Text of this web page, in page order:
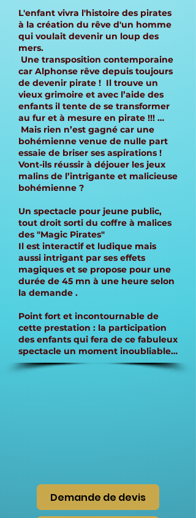
L'enfant vivra l'histoire des pirates
à la création du rêve d'un homme
qui voulait devenir un loup des
mers.
Une transposition contemporaine
car Alphonse rêve depuis toujours
de devenir pirate ! Il trouve un
vieux grimoire et avec l’aide des
enfants il tente de se transformer
au fur et à mesure en pirate !!! …
Mais rien n’est gagné car une
bohémienne venue de nulle part
essaie de briser ses aspirations !
Vont-ils réussir à déjouer les jeux
malins de l’intrigante et malicieuse
bohémienne ?
Un spectacle pour jeune public,
tout droit sorti du coffre à malices
des "Magic Pirates"
Il est interactif et ludique mais
aussi intrigant par ses effets
magiques et se propose pour une
durée de 45 mn à une heure selon
la demande .
Point fort et incontournable de
cette prestation : la participation
des enfants qui fera de ce fabuleux
spectacle un moment inoubliable…
Demande de devis